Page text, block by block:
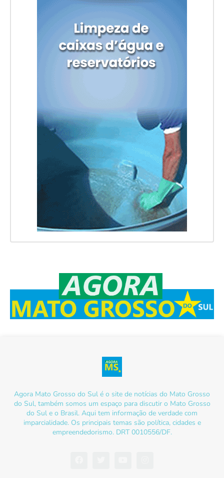
Agora Mato Grosso do Sul é o site de notícias do Mato Grosso
do Sul, também somos um espaço para discutir o Mato Grosso
do Sul e o Brasil. Aqui tem informação de verdade com
imparcialidade. Os principais temas são política, cidades e
empreendedorismo. DRT 0010556/DF.